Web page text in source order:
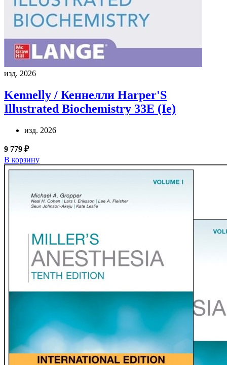
изд. 2026
Kennelly / Кеннелли Harper'S
Illustrated Biochemistry 33E (Ie)
изд. 2026
9 779 ₽
В корзину